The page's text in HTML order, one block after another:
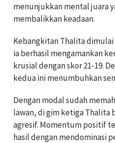
menunjukkan mental juara
membalikkan keadaan.
Kebangkitan Thalita
ia berhasil mengamankan
krusial dengan skor 21-19.
kedua ini menumbuhkan
Dengan modal sudah
lawan, di gim ketiga Thalita
agresif. Momentum positif
hasil dengan mendominasi